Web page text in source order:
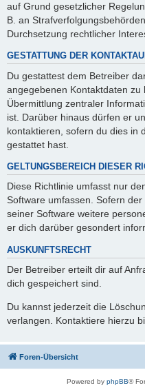
auf Grund gesetzlicher
B. an
Durchsetzung rechtlicher
GESTATTUNG DER
Du gestattest dem Betreiber
angegebenen Kontaktdaten
Übermittlung zentraler
ist. Darüber hinaus dürfen er
kontaktieren, sofern du dies in
gestattet hast.
GELTUNGSBEREICH DIESER
Diese Richtlinie umfasst nur
Software umfassen. Sofern
seiner Software weitere
er dich darüber gesondert
AUSKUNFTSRECHT
Der Betreiber erteilt dir auf
dich gespeichert sind.
Du kannst jederzeit die
verlangen. Kontaktiere hierzu
Foren-Übersicht
Powered by phpBB®